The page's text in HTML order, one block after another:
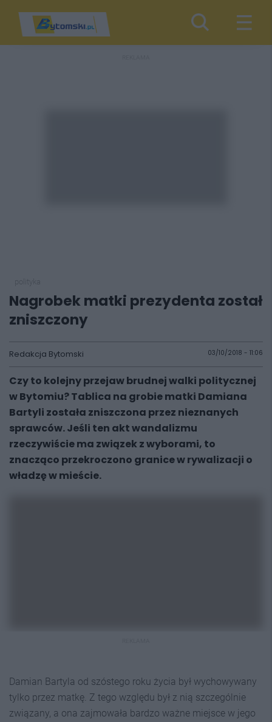
Nagrobek matki prezydenta został
zniszczony
Redakcja Bytomski 03/10/2018 - 11:06
Czy to kolejny przejaw brudnej walki politycznej
w Bytomiu? Tablica na grobie matki Damiana
Bartyli została zniszczona przez nieznanych
sprawców. Jeśli ten akt wandalizmu
rzeczywiście ma związek z wyborami, to
znacząco przekroczono granice w rywalizacji o
władzę w mieście.
Damian Bartyla od szóstego roku życia był wychowywany
tylko przez matkę. Z tego względu był z nią szczególnie
związany, a ona zajmowała bardzo ważne miejsce w jego